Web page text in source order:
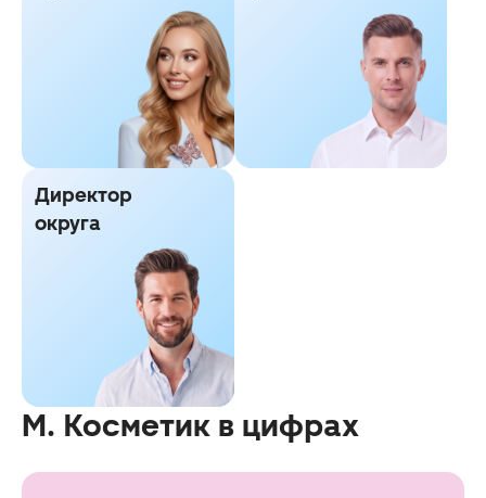
Директор
округа
М. Косметик в цифрах